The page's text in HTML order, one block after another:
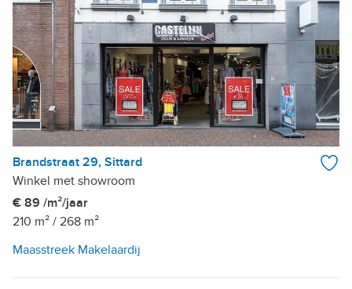
Brandstraat 29, Sittard
Winkel met showroom
€ 89 /m²/jaar
210 m² / 268 m²
Maasstreek Makelaardij